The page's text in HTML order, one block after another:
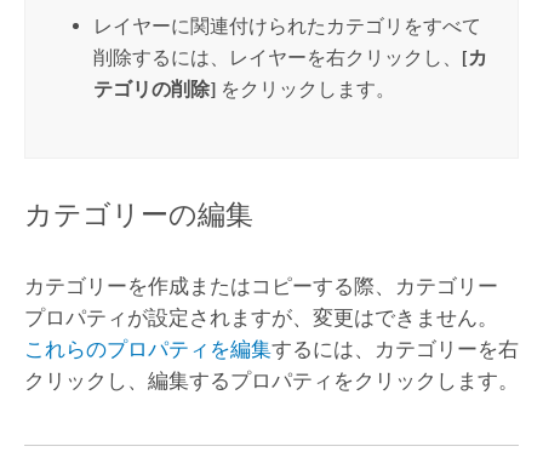
レイヤーに関連付けられたカテゴリをすべて
削除するには、レイヤーを右クリックし、 [カ
テゴリの削除]をクリックします。
カテゴリーの編集
カテゴリーを作成またはコピーする際、カテゴリー
プロパティが設定されますが、変更はできません。
これらのプロパティを編集するには、カテゴリーを右
クリックし、編集するプロパティをクリックします。